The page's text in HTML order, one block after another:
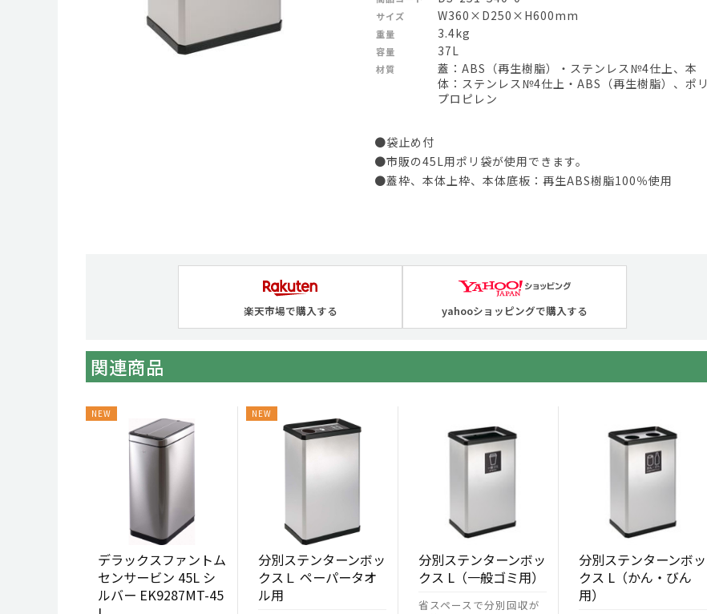
サイズ W360×D250×H600mm
重量 3.4kg
容量 37L
材質
蓋：ABS（再生樹脂）・ステンレス№4仕上、本
体：ステンレス№4仕上・ABS（再生樹脂）、ポリ
プロピレン
●袋止め付
●市販の45L用ポリ袋が使用できます。
●蓋枠、本体上枠、本体底板：再生ABS樹脂100％使用
楽天市場で購入する yahooショッピングで購入する
関連商品
デラックスファントム
センサービン 45L シ
ルバー EK9287MT-45
分別ステンターンボッ
クスＬ ペーパータオ
ル用
分別ステンターンボッ
クス L（一般ゴミ用）
省スペースで分別回収が
分別ステンターンボッ
クス L（かん・びん
用）